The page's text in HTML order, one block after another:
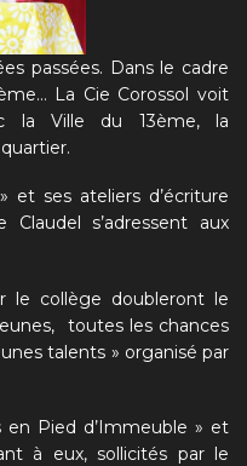
passées. Dans le cadre
La Cie Corossol voit
la Ville du 13ème, la
et ses ateliers d’écriture
s’adressent aux
le collège doubleront le
toutes les chances
talents » organisé par
Pied d’Immeuble » et
à eux, sollicités par le